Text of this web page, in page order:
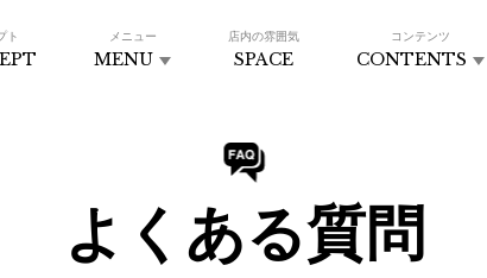
ト メニュー
MENU
店内の雰囲気
SPACE
コンテンツ
CONTENTS
よくある質問